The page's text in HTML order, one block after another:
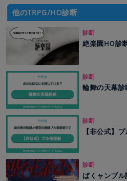
他のTRPG/HO診断
診断
絶楽園HO診
診断
輪舞の天幕診
診断
【非公式】
診断
ばくャンブル